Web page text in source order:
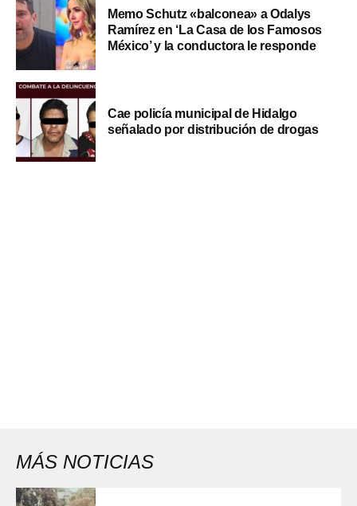
Memo Schutz «balconea» a Odalys
Ramírez en ‘La Casa de los Famosos
México’ y la conductora le responde
Cae policía municipal de Hidalgo
señalado por distribución de drogas
MÁS NOTICIAS